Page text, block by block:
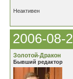
Неактивен
2006-08-
Золотой-Дракон
Бывший редактор